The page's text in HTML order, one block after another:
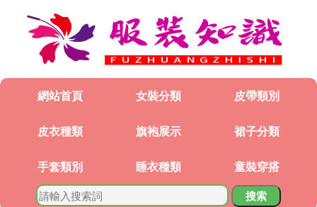
網站首頁 女裝分類 皮帶類別
皮衣種類 旗袍展示 裙子分類
手套類別 睡衣種類 童裝穿搭
搜索